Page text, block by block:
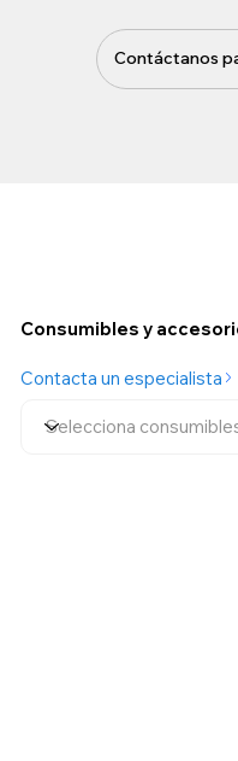
Contáctanos
Consumibles y
Contacta un especialista